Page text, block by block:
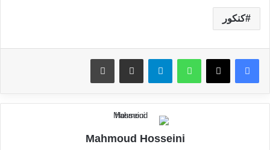
کنکور
واتس آپ اشتراک گذاری از طریق ایمیل
Mahmoud Hosseini